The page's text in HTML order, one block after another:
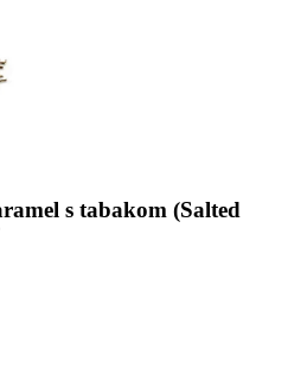
s tabakom (Salted